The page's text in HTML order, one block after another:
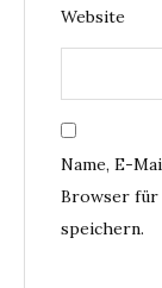
Website
Name, E-
Browser für
speichern.